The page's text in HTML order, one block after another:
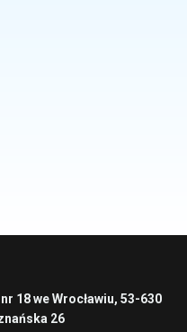
czytamRekord Wrocławia
18 we Wrocławiu, 53-630
26